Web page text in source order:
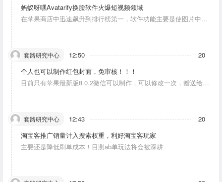
蚂蚁呀嘿Avatarify换脸软件火爆短视频领域
在苹果商店中迅速飙升到排行榜第一，软件功能主要是使图片中的
套路研究中心 12:50
20
个人也可以制作红包封面，免审核！！！
目前只有苹果最新版8.0.2微信可以制作，可以修改一次，赠送给10
套路研究中心 12:43
20
淘宝客推广销量计入搜索权重，利好淘宝客玩家
主要还是降低刷单成本！目测ab单玩法将会被深耕